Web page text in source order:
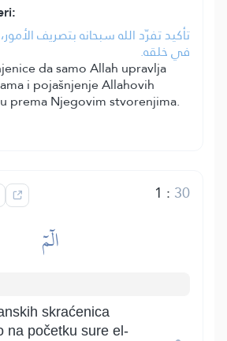
تأكيد تفرّد الله سبحانه بتصريف
في خلقه.
da samo Allah upravlja
i pojašnjenje Allahovih
prema Njegovim stvorenjima.
1 : 30
الٓمٓ
skraćenica
na početku sure el-